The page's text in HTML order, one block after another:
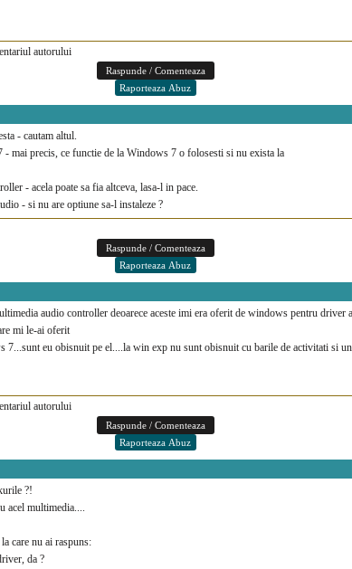
autorului
- cautam altul.
- mai precis, ce functie de la Windows 7 o folosesti si nu exista la
- acela poate sa fia altceva, lasa-l in pace.
- si nu are optiune sa-l instaleze ?
audio controller deoarece aceste imi era oferit de windows pentru driver
mi le-ai oferit
7...sunt eu obisnuit pe el....la win exp nu sunt obisnuit cu barile de activitati si
autorului
?!
acel multimedia....
care nu ai raspuns:
da ?